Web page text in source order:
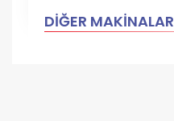
DİĞER MAKİNALAR